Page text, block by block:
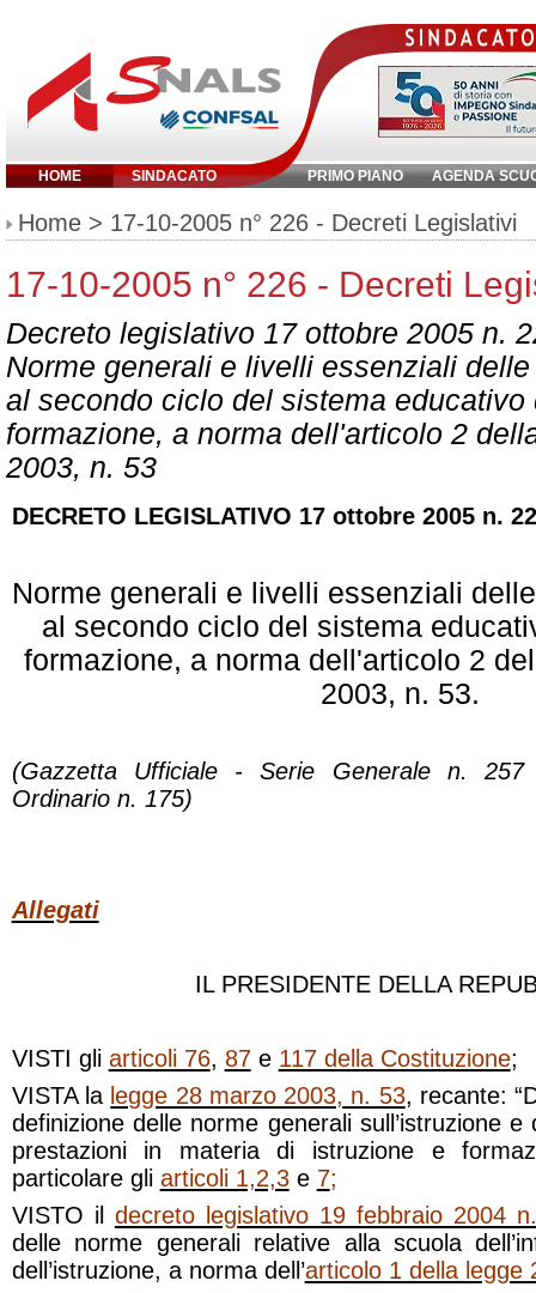
HOME SINDACATO PRIMO PIANO AGENDA
Inserisci parola chiave:
Home > 17-10-2005 n° 226 - Decreti Legislativi
17-10-2005 n° 226 - Decreti
Decreto legislativo 17 ottobre 2005 n.
Norme generali e livelli essenziali
al secondo ciclo del sistema educativo
formazione, a norma dell'articolo 2
2003, n. 53
DECRETO LEGISLATIVO 17 ottobre 2005 n.
Norme generali e livelli essenziali
al secondo ciclo del sistema
formazione, a norma dell'articolo 2
2003, n. 53.
(Gazzetta Ufficiale - Serie Generale n. 257
Ordinario n. 175)
Allegati
IL PRESIDENTE DELLA
VISTI gli articoli 76, 87 e 117 della Costituzione;
VISTA la legge 28 marzo 2003, n. 53, recante:
definizione delle norme generali sull’istruzione
prestazioni in materia di istruzione e
particolare gli articoli 1,2,3e 7;
VISTO il decreto legislativo 19 febbraio 2004
delle norme generali relative alla scuola
dell’istruzione, a norma dell’articolo 1 della legge